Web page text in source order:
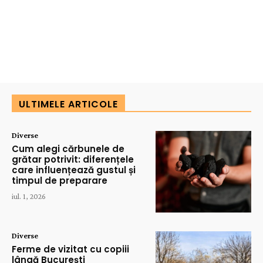
ULTIMELE ARTICOLE
Diverse
Cum alegi cărbunele de
grătar potrivit: diferențele
care influențează gustul și
timpul de preparare
iul. 1, 2026
Diverse
Ferme de vizitat cu copiii
lângă București